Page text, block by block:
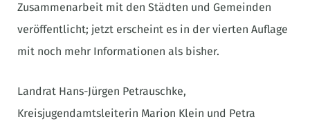
Zusammenarbeit mit den Städten und Gemeinden
veröffentlicht; jetzt erscheint es in der vierten Auflage
mit noch mehr Informationen als bisher.
Landrat Hans-Jürgen Petrauschke,
Kreisjugendamtsleiterin Marion Klein und Petra